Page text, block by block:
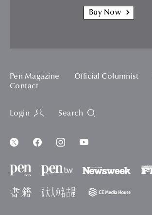
Buy Now
Pen Magazine Official Columnist
Contact
Login Search